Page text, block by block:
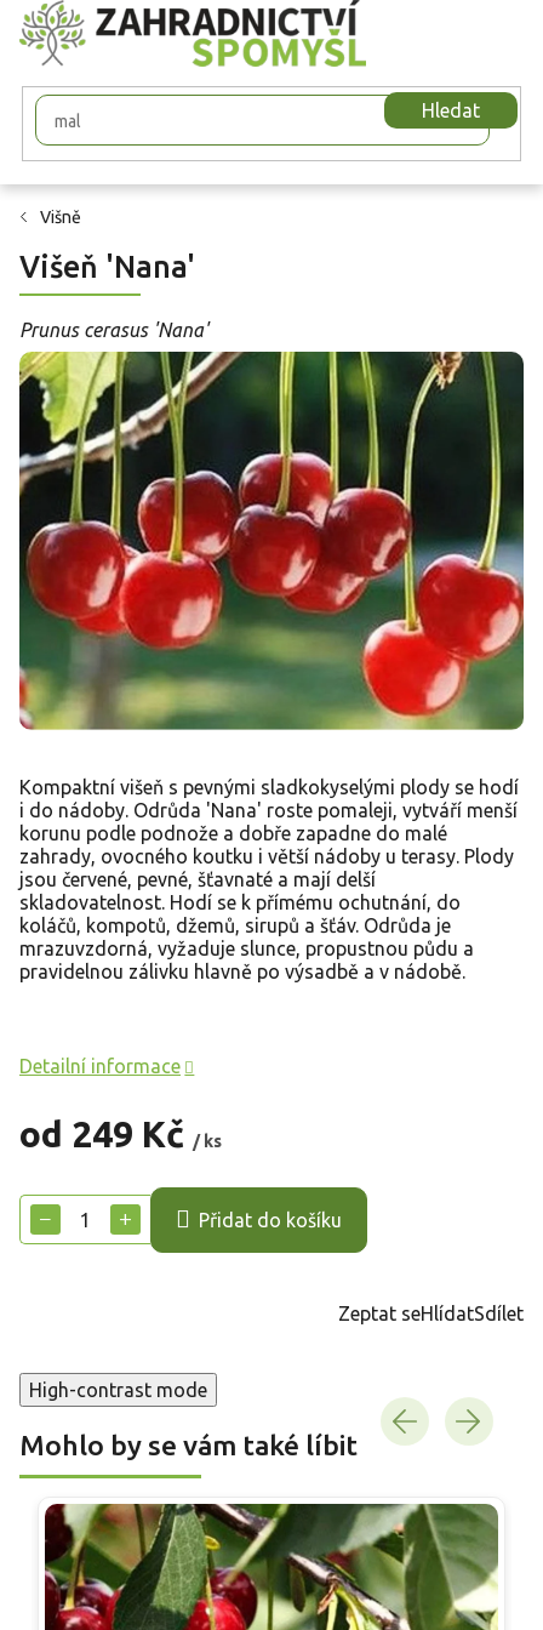
Přejít
na
obsah
Hledat
Višně
Višeň 'Nana'
Prunus cerasus 'Nana'
od 249 Kč / ks
cena:
+
− Přidat do košíku
Kompaktní višeň s pevnými sladkokyselými plody se hodí
i do nádoby. Odrůda 'Nana' roste pomaleji, vytváří menší
korunu podle podnože a dobře zapadne do malé
zahrady, ovocného koutku i větší nádoby u terasy. Plody
jsou červené, pevné, šťavnaté a mají delší
skladovatelnost. Hodí se k přímému ochutnání, do
koláčů, kompotů, džemů, sirupů a šťáv. Odrůda je
mrazuvzdorná, vyžaduje slunce, propustnou půdu a
pravidelnou zálivku hlavně po výsadbě a v nádobě.
Detailní informace
Zeptat seHlídatSdílet
High-contrast mode
Mohlo by se vám také líbit